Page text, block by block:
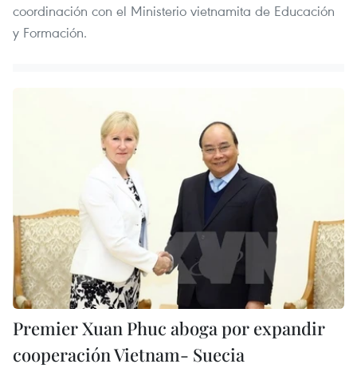
coordinación con el Ministerio vietnamita de Educación
y Formación.
Premier Xuan Phuc aboga por expandir
cooperación Vietnam- Suecia